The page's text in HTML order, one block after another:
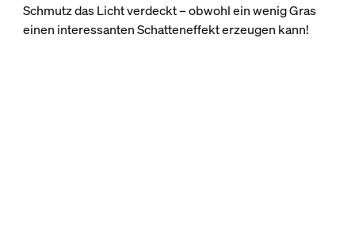
Schmutz das Licht verdeckt – obwohl ein wenig Gras
einen interessanten Schatteneffekt erzeugen kann!